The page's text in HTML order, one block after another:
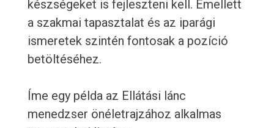
készségeket is fejleszteni kell. Emellett
a szakmai tapasztalat és az iparági
ismeretek szintén fontosak a pozíció
betöltéséhez.
Íme egy példa az Ellátási lánc
menedzser önéletrajzához alkalmas